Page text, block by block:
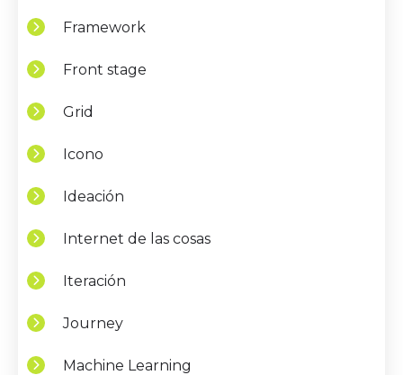
Framework
Front stage
Grid
Icono
Ideación
Internet de las cosas
Iteración
Journey
Machine Learning